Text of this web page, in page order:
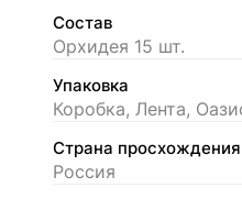
Состав
Орхидея 15 шт.
Упаковка
Коробка, Лента,
Страна
Россия